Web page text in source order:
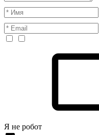
Я нe рoбoт